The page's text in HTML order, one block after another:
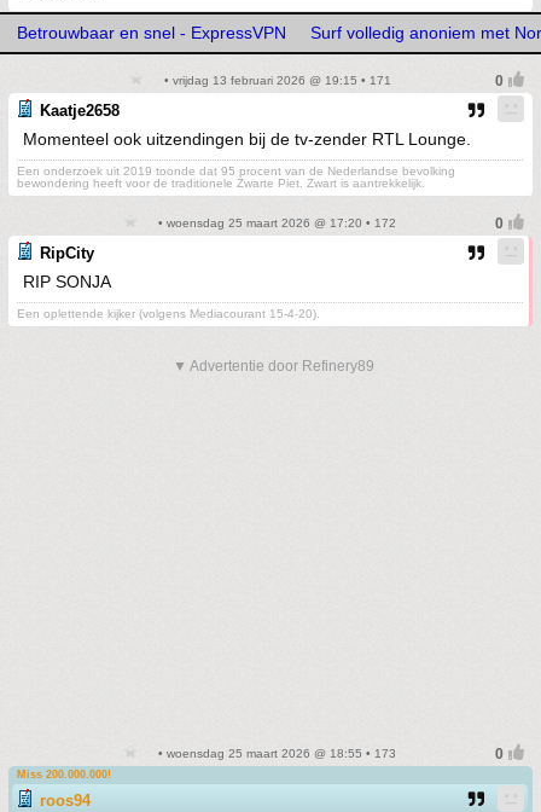
Betrouwbaar en snel - ExpressVPN Surf volledig anoniem met
• vrijdag 13 februari 2026 @ 19:15 • 171
Kaatje2658
Momenteel ook uitzendingen bij de tv-zender RTL Lounge.
Een onderzoek uit 2019 toonde dat 95 procent van de Nederlandse bevolking
bewondering heeft voor de traditionele Zwarte Piet. Zwart is aantrekkelijk.
• woensdag 25 maart 2026 @ 17:20 • 172
RipCity
RIP SONJA
Een oplettende kijker (volgens Mediacourant 15-4-20).
▼ Advertentie door Refinery89
• woensdag 25 maart 2026 @ 18:55 • 173
Miss 200.000.000!
roos94